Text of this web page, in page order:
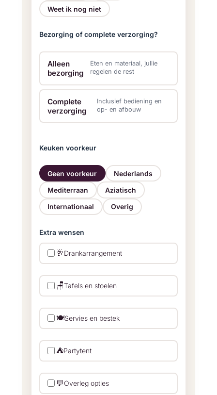
Weet ik nog niet
Bezorging of complete verzorging?
Alleen
bezorging
Eten en materiaal, jullie
regelen de rest
Complete
verzorging
Inclusief bediening en
op- en afbouw
Keuken voorkeur
Geen voorkeur Nederlands
Mediterraan Aziatisch
Internationaal Overig
Extra wensen
🥂 Drankarrangement
🪑Tafels en stoelen
🍽️Servies en bestek
⛺Partytent
💬Overleg opties